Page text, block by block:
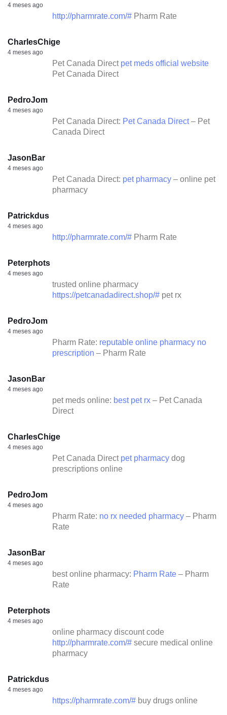
4 meses ago
http://pharmrate.com/# Pharm Rate
CharlesChige
4 meses ago
Pet Canada Direct pet meds official website
Pet Canada Direct
PedroJom
4 meses ago
Pet Canada Direct: Pet Canada Direct– Pet
Canada Direct
JasonBar
4 meses ago
Pet Canada Direct: pet pharmacy – online pet
pharmacy
Patrickdus
4 meses ago
http://pharmrate.com/# Pharm Rate
Peterphots
4 meses ago
trusted online pharmacy
https://petcanadadirect.shop/# pet rx
PedroJom
4 meses ago
Pharm Rate: reputable online pharmacy no
prescription – Pharm Rate
JasonBar
4 meses ago
pet meds online: best pet rx – Pet Canada
Direct
CharlesChige
4 meses ago
Pet Canada Direct pet pharmacy dog
prescriptions online
PedroJom
4 meses ago
Pharm Rate: no rx needed pharmacy – Pharm
Rate
JasonBar
4 meses ago
best online pharmacy: Pharm Rate – Pharm
Rate
Peterphots
4 meses ago
online pharmacy discount code
http://pharmrate.com/# secure medical online
pharmacy
Patrickdus
4 meses ago
https://pharmrate.com/# buy drugs online